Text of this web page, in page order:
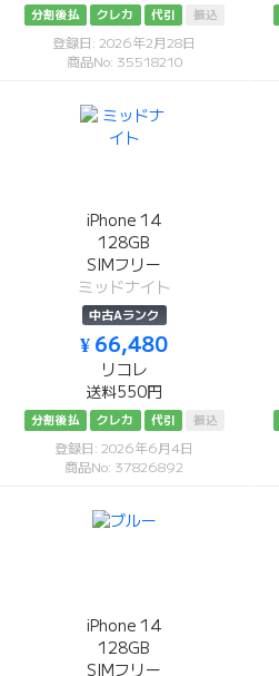
分割後払 クレカ 代引 振込
登録日: 2026年2月28日
商品No: 35518210
iPhone 14
128GB
SIMフリー
ミッドナイト
中古Aランク
¥ 66,480
リコレ
送料550円
分割後払 クレカ 代引 振込
登録日: 2026年6月4日
商品No: 37826892
iPhone 14
128GB
SIMフリー